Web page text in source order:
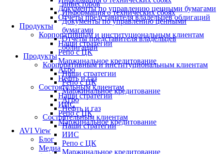
Документы по управлению ценными бумагами
Отчеты представителя владельцев облигаций
Продукты
Корпоративным и институциональным клиентам
Наши стратегии
Репо с ЦК
Маржинальное кредитование
Агро
Нефть и газ
Состоятельным клиентам
Наши стратегии
ИИС
Репо с ЦК
Маржинальное кредитование
AVI View
Блог
Медиа
инвесторов
Информация о технических сбоях
Документы по управлению ценными
бумагами
Отчеты представителя владельцев
облигаций
Продукты
Корпоративным и институциональным клиентам
Наши стратегии
Репо с ЦК
Маржинальное кредитование
Агро
Нефть и газ
Состоятельным клиентам
Наши стратегии
ИИС
Репо с ЦК
Маржинальное кредитование